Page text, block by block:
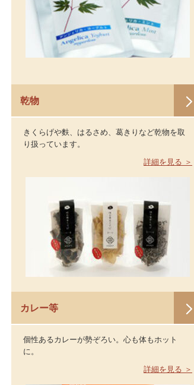
乾物
きくらげや麩、はるさめ、葛きりなど乾物を取
り扱っています。
詳細を見る ＞
カレー等
個性あるカレーが勢ぞろい。心も体もホット
に。
詳細を見る ＞